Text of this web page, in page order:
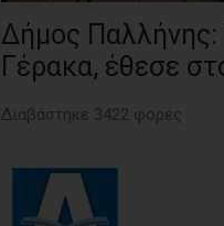
Δήμος Παλλήνης:
Γέρακα, έθεσε
Διαβάστηκε 3422 φορές